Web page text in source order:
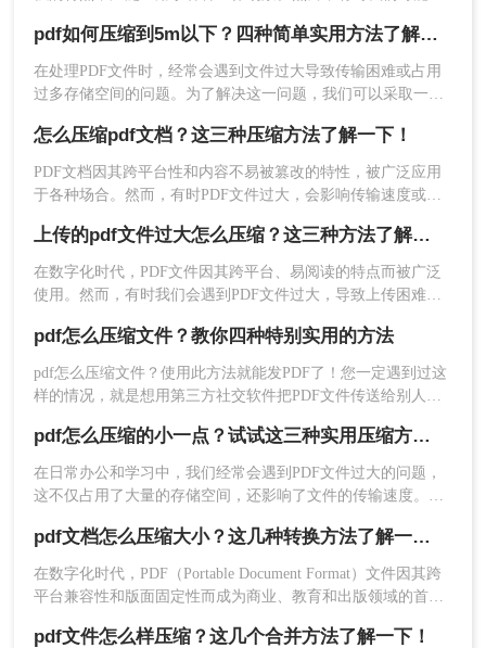
件设置了密码保护，那么先要解除再来压缩哦。
还可能影响文件的传输速度和阅读体验。因此，对PDF文件进
行压缩显得尤为重要。那么pdf文件怎么压缩大小呢？本文将介
绍几种简单有效的方法来压缩PDF文件大小。
pdf如何压缩到5m以下？四种简单实用方法了解一下！
在处理PDF文件时，经常会遇到文件过大导致传输困难或占用
过多存储空间的问题。为了解决这一问题，我们可以采取一些
压缩到5m以下呢？以下是四个实用的方法，帮助您轻松实现这
一目标。
怎么压缩pdf文档？这三种压缩方法了解一下！
PDF文档因其跨平台性和内容不易被篡改的特性，被广泛应用
于各种场合。然而，有时PDF文件过大，会影响传输速度或占
缩PDF文档的方法。
上传的pdf文件过大怎么压缩？这三种方法了解一下！
在数字化时代，PDF文件因其跨平台、易阅读的特点而被广泛
使用。然而，有时我们会遇到PDF文件过大，导致上传困难或
决这个问题，本文将介绍三种有效的PDF文件压缩方法。
pdf怎么压缩文件？教你四种特别实用的方法
pdf怎么压缩文件？使用此方法就能发PDF了！您一定遇到过这
样的情况，就是想用第三方社交软件把PDF文件传送给别人
匹配，所以只能使用一种方法，那就是压缩pdf文件大小，具体
该怎么做呢？下面就一起来了解了解。
pdf怎么压缩的小一点？试试这三种实用压缩方法！
在日常办公和学习中，我们经常会遇到PDF文件过大的问题，
这不仅占用了大量的存储空间，还影响了文件的传输速度。那
三种实用的PDF压缩方法，帮助您轻松将PDF文件压缩得更
小。
pdf文档怎么压缩大小？这几种转换方法了解一下！
在数字化时代，PDF（Portable Document Format）文件因其跨
平台兼容性和版面固定性而成为商业、教育和出版领域的首选
的不便。幸运的是，有多种方法可以有效地压缩PDF文档的大
pdf文件怎么样压缩？这几个合并方法了解一下！